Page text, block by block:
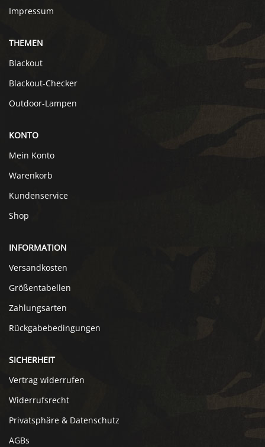
Impressum
THEMEN
Blackout
Blackout-Checker
Outdoor-Lampen
KONTO
Mein Konto
Warenkorb
Kundenservice
Shop
INFORMATION
Versandkosten
Größentabellen
Zahlungsarten
Rückgabebedingungen
SICHERHEIT
Vertrag widerrufen
Widerrufsrecht
Privatsphäre & Datenschutz
AGBs